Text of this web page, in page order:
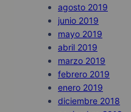
agosto 2019
junio 2019
mayo 2019
abril 2019
marzo 2019
febrero 2019
enero 2019
diciembre 2018